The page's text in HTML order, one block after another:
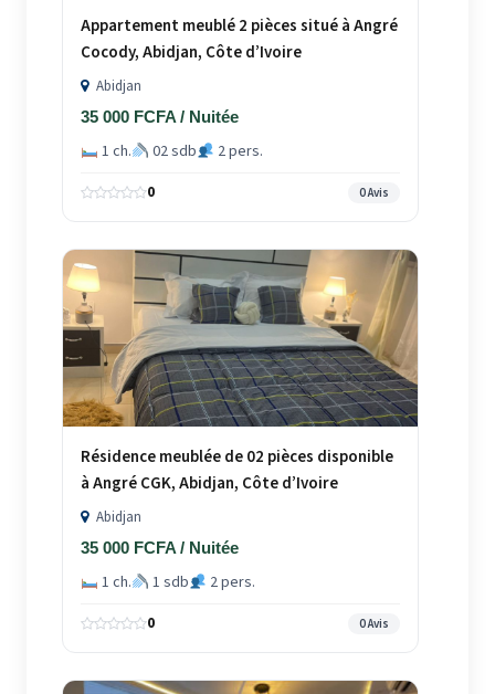
Appartement meublé 2 pièces situé à Angré
Cocody, Abidjan, Côte d’Ivoire
Abidjan
35 000 FCFA / Nuitée
1 ch. 02 sdb 2 pers.
0 0 Avis
Résidence meublée de 02 pièces disponible
à Angré CGK, Abidjan, Côte d’Ivoire
Abidjan
35 000 FCFA / Nuitée
1 ch. 1 sdb 2 pers.
0 0 Avis